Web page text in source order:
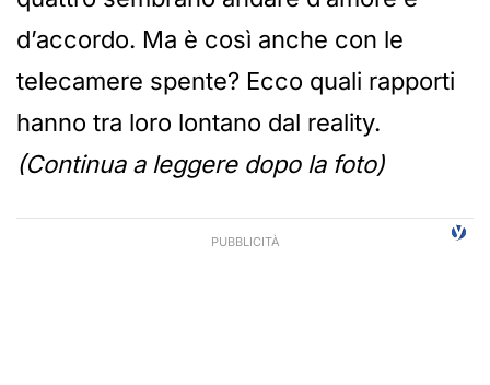
d’accordo. Ma è così anche con le
telecamere spente? Ecco quali rapporti
hanno tra loro lontano dal reality.
(Continua a leggere dopo la foto)